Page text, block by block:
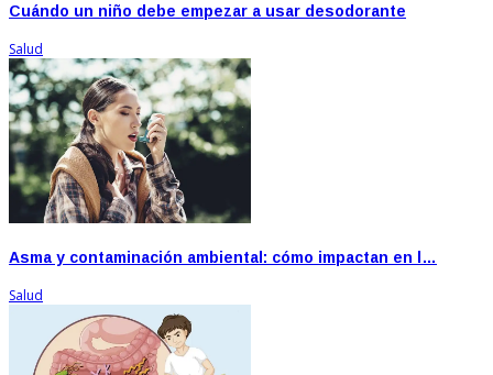
Cuándo un niño debe empezar a usar desodorante
Salud
Asma y contaminación ambiental: cómo impactan en l…
Salud